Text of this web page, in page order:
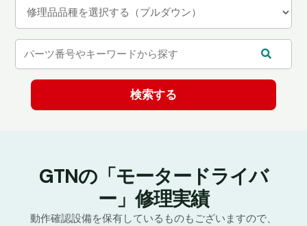
GTNの「モータードライバ
ー」修理実績
動作確認設備を保有しているものもございますので、